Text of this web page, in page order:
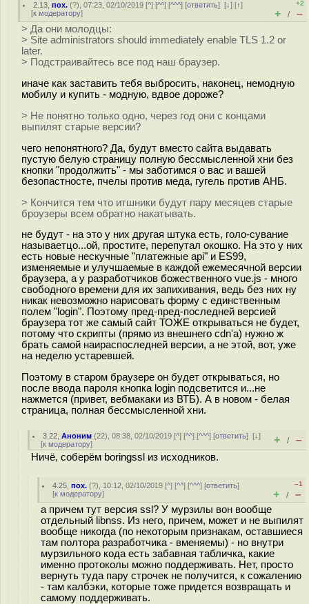
2.13 ,пох. (?), 07:23, 02/10/2019 [^] [^^] [^^^] [ответить][↓] [↑]
[к модератору]
+2
+ / –
> Да они молодцы:
> Site administrators should immediately enable TLS 1.2 or
later.
> Подстраивайтесь все под наш браузер.
иначе как заставить тебя выбросить, наконец, немодную
мобилу и купить - модную, вдвое дороже?
> Не понятно только одно, через год они с концами
выпилят старые версии?
чего непонятного? Да, будут вместо сайта выдавать
пустую белую страницу полную бессмысленной хни без
кнопки "продолжить" - мы заботимся о вас и вашей
безопастносте, пчелы против меда, гугель против АНБ.
> Кончится тем что итшники будут пару месяцев старые
броузеры всем обратно накатывать.
не будут - на это у них другая штука есть, голо-сувание
называетцо...ой, простите, перепутал окошко. На это у них
есть новые нескучные "платежные api" и ES99,
изменяемые и улучшаемые в каждой ежемесячной версии
браузера, а у разработчиков божественного vue.js - много
свободного времени для их запихивания, ведь без них ну
никак невозможно нарисовать форму с единственным
полем "login". Поэтому пред-пред-последней версией
браузера тот же самый сайт ТОЖЕ открываться не будет,
потому что скрипты (прямо из внешнего cdn'а) нужно ж
брать самой наираспоследней версии, а не этой, вот, уже
на неделю устаревшей.
Поэтому в старом браузере он будет открываться, но
после ввода пароля кнопка login подсветится и...не
нажмется (привет, вебмакаки из ВТБ). А в новом - белая
страница, полная бессмысленной хни.
3.22 ,Аноним (22), 08:38, 02/10/2019 [^] [^^] [^^^] [ответить][↓]
[к модератору] + / –
Ничё, соберём boringssl из исходников.
4.25 ,пох. (?), 10:12, 02/10/2019 [^] [^^] [^^^] [ответить]
[к модератору]
–1
+ / –
а причем тут версия ssl? У мурзилы вон вообще
отдельный libnss. Из него, причем, может и не выпилят
вообще никогда (по некоторым признакам, оставшиеся
там полтора разработчика - вменяемы) - но внутри
мурзильного кода есть забавная табличка, какие
именно протоколы можно поддерживать. Нет, просто
вернуть туда пару строчек не получится, к сожалению
- там калбэки, которые тоже придется возвращать и
самому поддерживать.